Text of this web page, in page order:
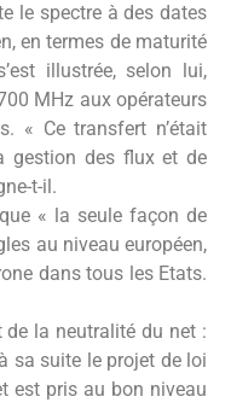
le spectre à des dates
en termes de maturité
illustrée, selon lui,
MHz aux opérateurs
« Ce transfert n’était
gestion des flux et de
t-il.
« la seule façon de
au niveau européen,
dans tous les Etats.
de la neutralité du net :
sa suite le projet de loi
est pris au bon niveau